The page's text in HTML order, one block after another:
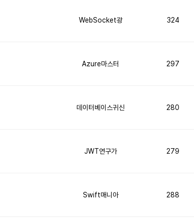
WebSocket광 324
Azure마스터 297
데이터베이스귀신 280
JWT연구가 279
Swift매니아 288